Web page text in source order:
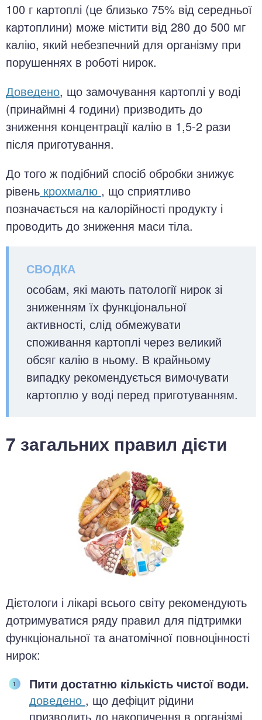
100 г картоплі (це близько 75% від середньої
картоплини) може містити від 280 до 500 мг
калію, який небезпечний для організму при
порушеннях в роботі нирок.
Доведено, що замочування картоплі у воді
(принаймні 4 години) призводить до
зниження концентрації калію в 1,5-2 рази
після приготування.
До того ж подібний спосіб обробки знижує
рівень крохмалю , що сприятливо
позначається на калорійності продукту і
проводить до зниження маси тіла.
особам, які мають патології нирок зі
зниженням їх функціональної
активності, слід обмежувати
споживання картоплі через великий
обсяг калію в ньому. В крайньому
випадку рекомендується вимочувати
картоплю у воді перед приготуванням.
7 загальних правил дієти
Дієтологи і лікарі всього світу рекомендують
дотримуватися ряду правил для підтримки
функціональної та анатомічної повноцінності
нирок:
Пити достатню кількість чистої води.
доведено , що дефіцит рідини
призводить до накопичення в організмі